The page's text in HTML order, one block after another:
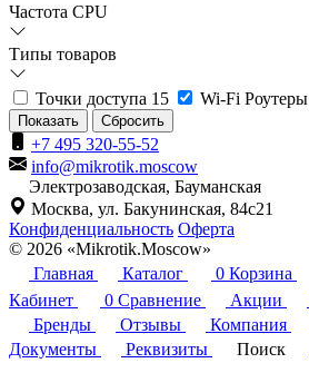
Частота CPU
Типы товаров
Точки доступа 15 Wi-Fi Роутеры
Сбросить
+7 495 320-55-52
info@mikrotik.moscow
Электрозаводская, Бауманская
Москва, ул. Бакунинская, 84с21
Конфиденциальность Оферта
© 2026 «Mikrotik.Moscow»
Главная
Каталог 0 Корзина
Кабинет
0 Сравнение Акции
Бренды
Отзывы Компания
Документы
Реквизиты Поиск